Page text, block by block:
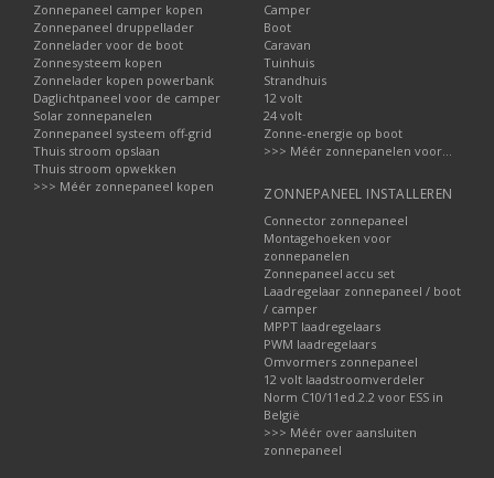
Zonnepaneel camper kopen
Zonnepaneel druppellader
Zonnelader voor de boot
Zonnesysteem kopen
Zonnelader kopen powerbank
Daglichtpaneel voor de camper
Solar zonnepanelen
Zonnepaneel systeem off-grid
Thuis stroom opslaan
Thuis stroom opwekken
>>> Méér zonnepaneel kopen
Camper
Boot
Caravan
Tuinhuis
Strandhuis
12 volt
24 volt
Zonne-energie op boot
>>> Méér zonnepanelen voor...
ZONNEPANEEL INSTALLEREN
Connector zonnepaneel
Montagehoeken voor
zonnepanelen
Zonnepaneel accu set
Laadregelaar zonnepaneel / boot
/ camper
MPPT laadregelaars
PWM laadregelaars
Omvormers zonnepaneel
12 volt laadstroomverdeler
Norm C10/11ed.2.2 voor ESS in
België
>>> Méér over aansluiten
zonnepaneel